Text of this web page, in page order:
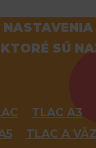
SÚ
TLAC A3
TLAC A